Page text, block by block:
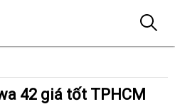
42 giá tốt TPHCM